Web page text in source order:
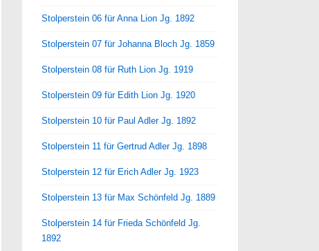
Stolperstein 06 für Anna Lion Jg. 1892
Stolperstein 07 für Johanna Bloch Jg. 1859
Stolperstein 08 für Ruth Lion Jg. 1919
Stolperstein 09 für Edith Lion Jg. 1920
Stolperstein 10 für Paul Adler Jg. 1892
Stolperstein 11 für Gertrud Adler Jg. 1898
Stolperstein 12 für Erich Adler Jg. 1923
Stolperstein 13 für Max Schönfeld Jg. 1889
Stolperstein 14 für Frieda Schönfeld Jg.
1892